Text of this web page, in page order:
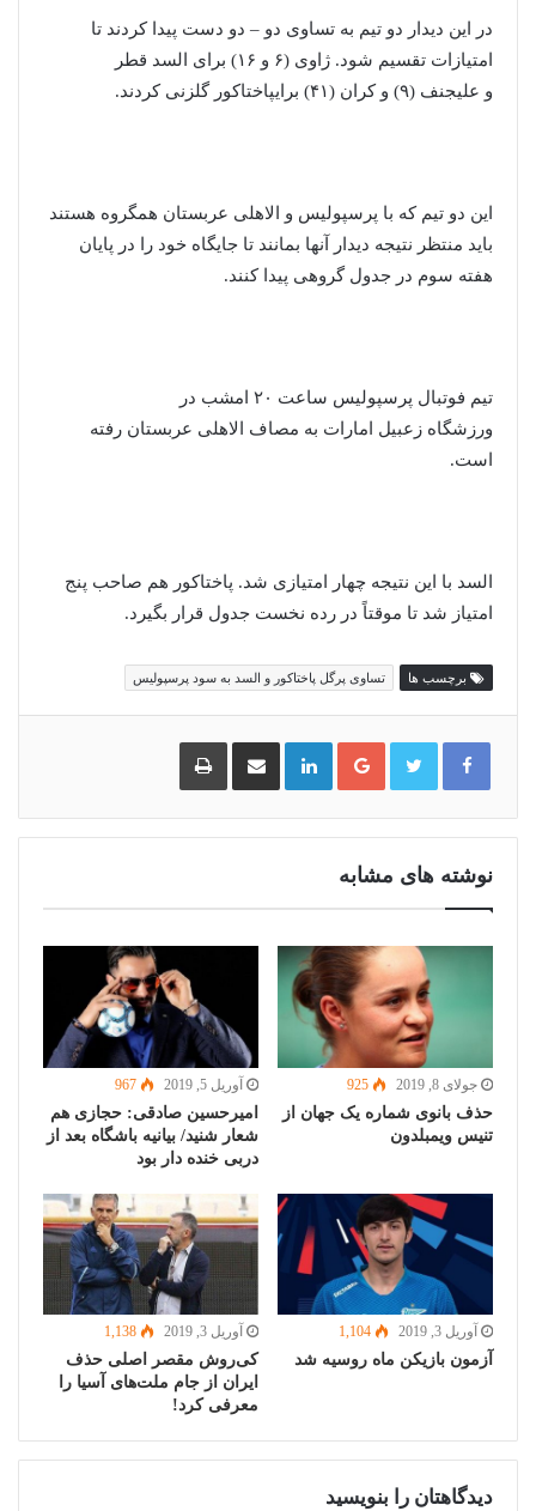
در این دیدار دو تیم به تساوی دو – دو دست پیدا کردند تا
امتیازات تقسیم شود. ژاوی (۶ و ۱۶) برای السد قطر
و علیجنف (۹) و کران (۴۱) برایپاختاکور گلزنی کردند.
این دو تیم که با پرسپولیس و الاهلی عربستان همگروه هستند
باید منتظر نتیجه دیدار آنها بمانند تا جایگاه خود را در پایان
هفته سوم در جدول گروهی پیدا کنند.
تیم فوتبال پرسپولیس ساعت ۲۰ امشب در
ورزشگاه زعبیل امارات به مصاف الاهلی عربستان رفته
است.
السد با این نتیجه چهار امتیازی شد. پاختاکور هم صاحب پنج
امتیاز شد تا موقتاً در رده نخست جدول قرار بگیرد.
برچسب ها تساوی پرگل پاختاکور و السد به سود پرسپولیس
گوگل
پلاس
لینکدین اشتراک
گذاری
ایمیل
چاپ
نوشته های مشابه
جولای 8, 2019 925
حذف بانوی شماره یک جهان از
تنیس ویمبلدون
آوریل 5, 2019 967
امیرحسین صادقی: حجازی هم
شعار شنید/ بیانیه باشگاه بعد از
دربی خنده دار بود
آوریل 3, 2019 1,104
آزمون بازیکن ماه روسیه شد
آوریل 3, 2019 1,138
کی‌روش مقصر اصلی حذف
ایران از جام ملت‌های آسیا را
معرفی کرد!
دیدگاهتان را بنویسید